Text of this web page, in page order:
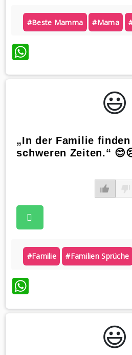
#beste Mamma #mama
WhatsApp
😃️
„In der Familie
schweren Zeiten.“
#familie #familien Sprüche
WhatsApp
😃️